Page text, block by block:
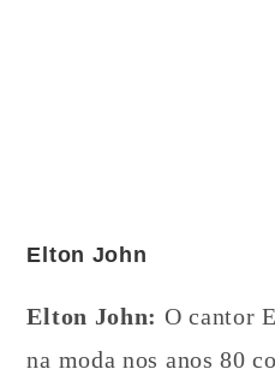
Elton John
Elton John: O cantor
na moda nos anos 80